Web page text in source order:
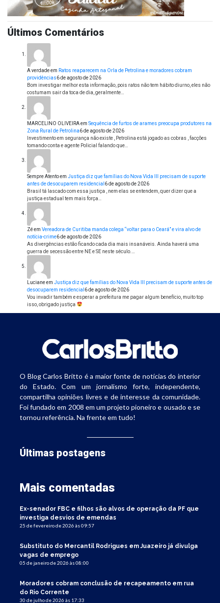
Últimos Comentários
A verdadeem Ratos reaparecem na Orla de Petrolina e moradores cobram
providências6 de agosto de 2026
Bom investigar melhor esta informação, pois ratos não tem hábito diurno, eles não
costumam sair da toca de dia, geralmente…
MARCELINO OLIVEIRAem Sequência de furtos de arames preocupa produtores na
Zona Rural de Petrolina6 de agosto de 2026
Investimento em segurança não existe , Petrolina está jogado as cobras , facções
tomando conta e agente Policial falando que…
Sempre Atentoem Justiça diz que famílias do Nova Vida III precisam de suporte
antes de desocuparem residencial 6 de agosto de 2026
Brasil tá lascado com essa justiça , nem elas se entendem, quer dizer que a
justiça estadual tem mais força…
Zéem Vereadora de Curitiba manda colega “voltar para o Ceará” e vira alvo de
notícia-crime6 de agosto de 2026
As divergências estão ficando cada dia mais insanáveis. Ainda haverá uma
guerra de secessão entre NE e SE neste século.…
Lucianeem Justiça diz que famílias do Nova Vida III precisam de suporte antes de
desocuparem residencial 6 de agosto de 2026
Vou invadir também e esperar a prefeitura me pagar algum benefício, muito top
isso, obrigado justiça
O Blog Carlos Britto é a maior fonte de notícias do interior
do Estado. Com um jornalismo forte, independente,
compartilha opiniões livres e de interesse da comunidade.
Foi fundado em 2008 em um projeto pioneiro e ousado e se
tornou referência. Na frente em tudo!
Últimas postagens
Mais comentadas
Ex-senador FBC e filhos são alvos de operação da PF que
investiga desvios de emendas
25 de fevereiro de 2026 às 09:57
Substituto do Mercantil Rodrigues em Juazeiro já divulga
vagas de emprego
05 de janeiro de 2026 às 08:00
Moradores cobram conclusão de recapeamento em rua
do Rio Corrente
30 de julho de 2026 às 17:33